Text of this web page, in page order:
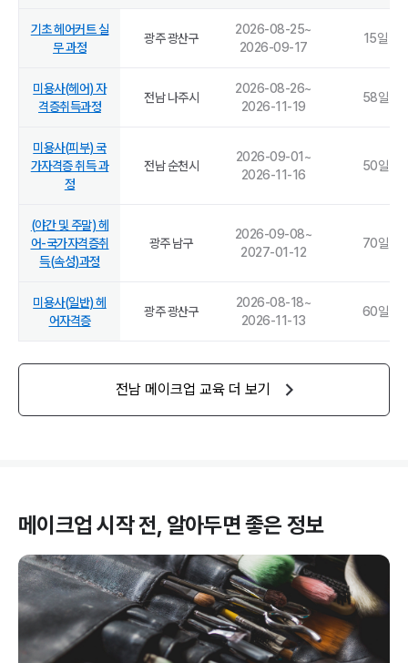
기초 헤어커트 실
무 과정
광주 광산구
2026-08-25~
2026-09-17
15일
미용사(헤어) 자
격증취득과정
전남 나주시
2026-08-26~
2026-11-19
58일
미용사(피부) 국
가자격증 취득 과
정
전남 순천시
2026-09-01 ~
2026-11-16
50일
(야간 및 주말) 헤
어-국가자격증취
득(속성)과정
광주 남구
2026-09-08~
2027-01-12
70일
미용사(일반) 헤
어자격증
광주 광산구
2026-08-18~
2026-11-13
60일
전남 메이크업 교육 더 보기
메이크업 시작 전, 알아두면 좋은 정보